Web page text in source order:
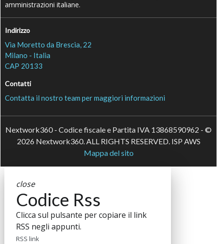
amministrazioni italiane.
Indirizzo
Via Moretto da Brescia, 22
Milano - Italia
CAP 20133
Contatti
Contatta il nostro team per maggiori informazioni
Nextwork360 - Codice fiscale e Partita IVA 13868590962 - ©
2026 Nextwork360. ALL RIGHTS RESERVED. ISP AWS
Mappa del sito
close
Codice Rss
Clicca sul pulsante per copiare il link
RSS negli appunti.
RSS link